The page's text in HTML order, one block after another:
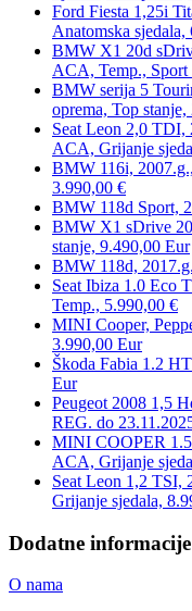
Ford Fiesta 1,25i
Anatomska
BMW X1 20d
ACA, Temp., Sport
BMW serija 5
oprema, Top
Seat Leon 2,0
ACA, Grijanje
BMW 116i,
3.990,00 €
BMW 118d Sport,
BMW X1 sDrive
stanje, 9.490,00 Eur
BMW 118d,
Seat Ibiza 1.0 Eco
Temp., 5.990,00 €
MINI Cooper,
3.990,00 Eur
Škoda Fabia 1.2
Eur
Peugeot 2008 1,5
REG. do
MINI COOPER
ACA, Grijanje
Seat Leon 1,2
Grijanje sjedala,
Dodatne informacije
O nama